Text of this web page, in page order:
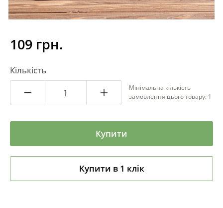
109 грн.
Кількість
Мінімальна кількість
замовлення цього товару: 1
Купити
Купити в 1 клік